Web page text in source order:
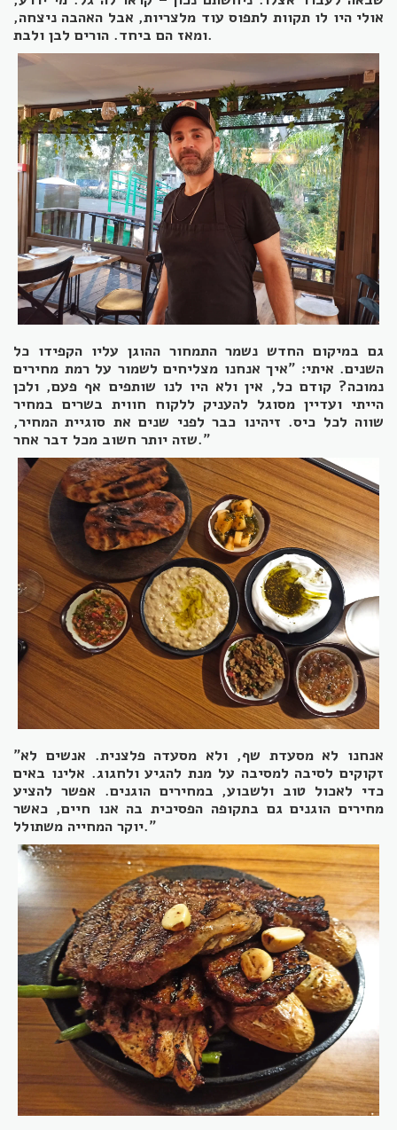
אולי היו לו תקוות לתפוס עוד מלצריות, אבל האהבה ניצחה,
ומאז הם ביחד. הורים לבן ולבת.
גם במיקום החדש נשמר התמחור ההוגן עליו הקפידו כל
השנים. איתי: "איך אנחנו מצליחים לשמור על רמת מחירים
נמוכה? קודם כל, אין ולא היו לנו שותפים אף פעם, ולכן
הייתי ועדיין מסוגל להעניק ללקוח חווית בשרים במחיר
שווה לכל כיס. זיהינו כבר לפני שנים את סוגיית המחיר,
שזה יותר חשוב מכל דבר אחר."
"אנחנו לא מסעדת שף, ולא מסעדה פלצנית. אנשים לא
זקוקים לסיבה למסיבה על מנת להגיע ולחגוג. אלינו באים
כדי לאכול טוב ולשבוע, במחירים הוגנים. אפשר להציע
מחירים הוגנים גם בתקופה הפסיכית בה אנו חיים, כאשר
יוקר המחייה משתולל."